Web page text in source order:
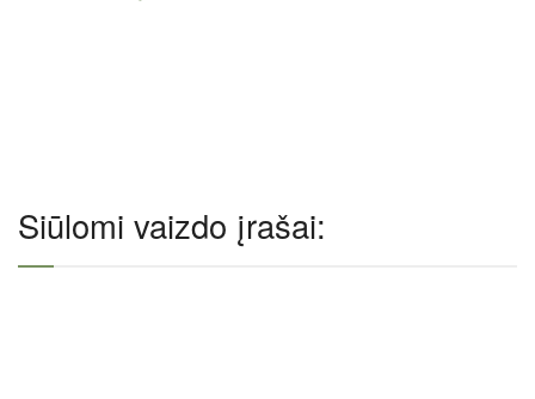
Siūlomi vaizdo įrašai: